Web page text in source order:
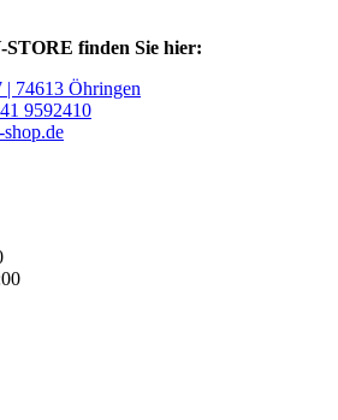
finden Sie hier:
74613 Öhringen
9592410